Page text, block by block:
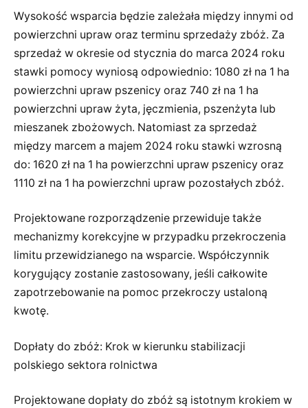
Wysokość wsparcia będzie zależała między innymi od
powierzchni upraw oraz terminu sprzedaży zbóż. Za
sprzedaż w okresie od stycznia do marca 2024 roku
stawki pomocy wyniosą odpowiednio: 1080 zł na 1 ha
powierzchni upraw pszenicy oraz 740 zł na 1 ha
powierzchni upraw żyta, jęczmienia, pszenżyta lub
mieszanek zbożowych. Natomiast za sprzedaż
między marcem a majem 2024 roku stawki wzrosną
do: 1620 zł na 1 ha powierzchni upraw pszenicy oraz
1110 zł na 1 ha powierzchni upraw pozostałych zbóż.
Projektowane rozporządzenie przewiduje także
mechanizmy korekcyjne w przypadku przekroczenia
limitu przewidzianego na wsparcie. Współczynnik
korygujący zostanie zastosowany, jeśli całkowite
zapotrzebowanie na pomoc przekroczy ustaloną
kwotę.
Dopłaty do zbóż: Krok w kierunku stabilizacji
polskiego sektora rolnictwa
Projektowane dopłaty do zbóż są istotnym krokiem w